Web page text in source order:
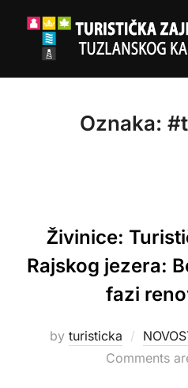
Oznaka:
Živinice:
Rajskog jezera:
fazi
by turisticka
Comments